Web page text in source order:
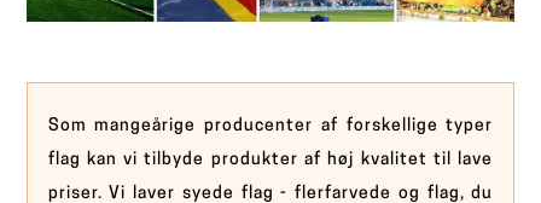
Som mangeårige producenter af forskellige typer
flag kan vi tilbyde produkter af høj kvalitet til lave
priser. Vi laver syede flag - flerfarvede og flag, du